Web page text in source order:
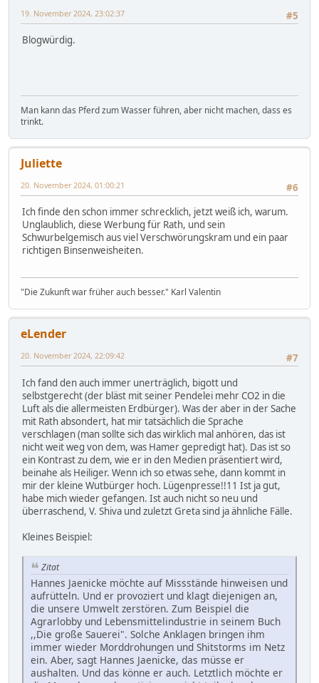
#5
19. November 2024, 23:02:37
Blogwürdig.
Man kann das Pferd zum Wasser führen, aber nicht machen, dass es
trinkt.
Juliette
#6
20. November 2024, 01:00:21
Ich finde den schon immer schrecklich, jetzt weiß ich, warum.
Unglaublich, diese Werbung für Rath, und sein
Schwurbelgemisch aus viel Verschwörungskram und ein paar
richtigen Binsenweisheiten.
"Die Zukunft war früher auch besser." Karl Valentin
eLender
#7
20. November 2024, 22:09:42
Ich fand den auch immer unerträglich, bigott und
selbstgerecht (der bläst mit seiner Pendelei mehr CO2 in die
Luft als die allermeisten Erdbürger). Was der aber in der Sache
mit Rath absondert, hat mir tatsächlich die Sprache
verschlagen (man sollte sich das wirklich mal anhören, das ist
nicht weit weg von dem, was Hamer gepredigt hat). Das ist so
ein Kontrast zu dem, wie er in den Medien präsentiert wird,
beinahe als Heiliger. Wenn ich so etwas sehe, dann kommt in
mir der kleine Wutbürger hoch. Lügenpresse!!11 Ist ja gut,
habe mich wieder gefangen. Ist auch nicht so neu und
überraschend, V. Shiva und zuletzt Greta sind ja ähnliche Fälle.
Kleines Beispiel:
Zitat
Hannes Jaenicke möchte auf Missstände hinweisen und
aufrütteln. Und er provoziert und klagt diejenigen an,
die unsere Umwelt zerstören. Zum Beispiel die
Agrarlobby und Lebensmittelindustrie in seinem Buch
,,Die große Sauerei". Solche Anklagen bringen ihm
immer wieder Morddrohungen und Shitstorms im Netz
ein. Aber, sagt Hannes Jaenicke, das müsse er
aushalten. Und das könne er auch. Letztlich möchte er